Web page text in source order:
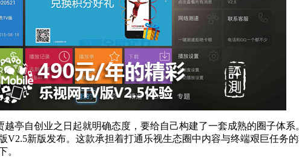
亭自创业之日起就明确态度，要给自己构建了一套成熟的圈子体
新版发布。这款承担着打通乐视生态圈中内容与终端艰巨任务
。